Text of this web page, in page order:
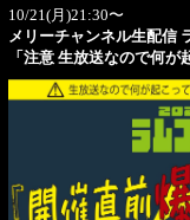
10/21(月)21:30〜
メリーチャンネル生配信
「注意 生放送なので何が